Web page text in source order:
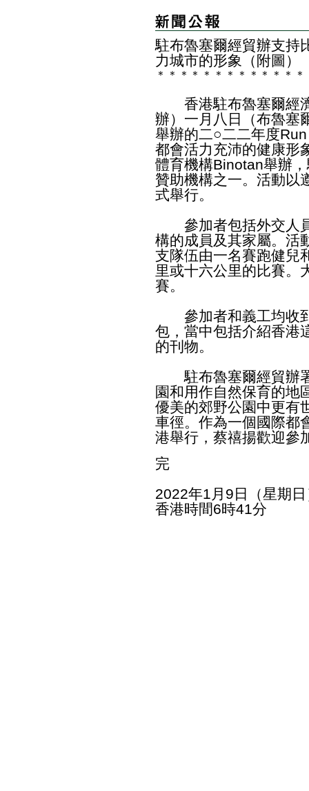
駐布魯塞爾經貿辦支持
力城市的形象（附圖）
＊ ＊ ＊ ＊ ＊ ＊ ＊ ＊ ＊ ＊ ＊ ＊ ＊
香港駐布魯塞爾經濟
辦）一月八日（布魯塞
舉辦的二○二二年度
都會活力充沛的健康形
體育機構Binotan舉辦
贊助機構之一。活動以
式舉行。
參加者包括外交人員
構的成員及其家屬。活
支隊伍由一名賽跑健兒
里或十六公里的比賽。
賽。
參加者和義工均收到
包，當中包括介紹香港
的刊物。
駐布魯塞爾經貿辦署
園和用作自然保育的地
優美的郊野公園中更有
車徑。作為一個國際都
港舉行，蔡禧揚歡迎參
完
2022年1月9日（星期
香港時間6時41分